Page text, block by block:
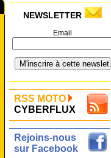
NEWSLETTER
Email
RSS MOTO
CYBERFLUX
Rejoins-nous
sur Facebook